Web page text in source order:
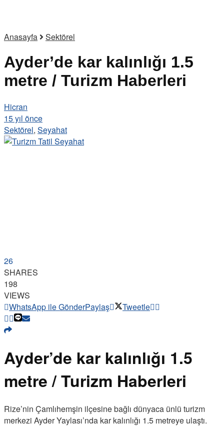
Anasayfa Sektörel
Ayder’de kar kalınlığı 1.5
metre / Turizm Haberleri
Hicran
15 yıl önce
Sektörel, Seyahat
26
SHARES
198
VIEWS
WhatsApp ile GönderPaylaş Tweetle
Ayder’de kar kalınlığı 1.5
metre / Turizm Haberleri
Rize’nin Çamlıhemşin ilçesine bağlı dünyaca ünlü turizm
merkezi Ayder Yaylası’nda kar kalınlığı 1.5 metreye ulaştı.